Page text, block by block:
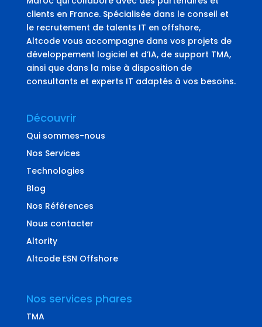
clients en France. Spécialisée dans le conseil et
le recrutement de talents IT en offshore,
Altcode vous accompagne dans vos projets de
développement logiciel et d’IA, de support TMA,
ainsi que dans la mise à disposition de
consultants et experts IT adaptés à vos besoins.
Découvrir
Qui sommes-nous
Nos Services
Technologies
Blog
Nos Références
Nous contacter
Altority
Altcode ESN Offshore
Nos services phares
TMA